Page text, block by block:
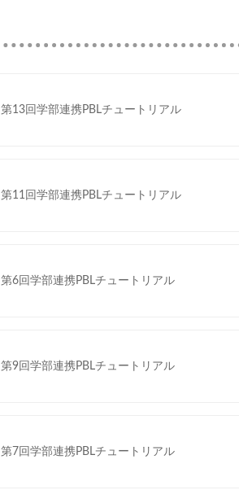
第13回学部連携PBLチュートリアル
第11回学部連携PBLチュートリアル
第6回学部連携PBLチュートリアル
第9回学部連携PBLチュートリアル
第7回学部連携PBLチュートリアル